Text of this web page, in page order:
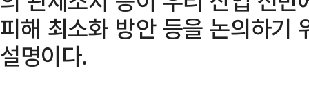
피해 최소화 방안 등을 논의하기
설명이다.